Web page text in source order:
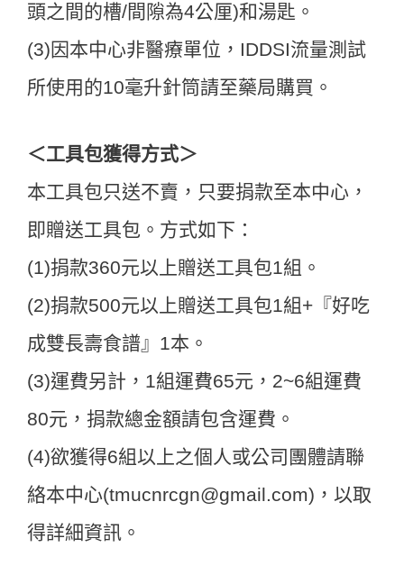
頭之間的槽/間隙為4公厘)和湯匙。
(3)因本中心非醫療單位，IDDSI流量測試
所使用的10毫升針筒請至藥局購買。
＜工具包獲得方式＞
本工具包只送不賣，只要捐款至本中心，
即贈送工具包。方式如下：
(1)捐款360元以上贈送工具包1組。
(2)捐款500元以上贈送工具包1組+『好吃
成雙長壽食譜』1本。
(3)運費另計，1組運費65元，2~6組運費
80元，捐款總金額請包含運費。
(4)欲獲得6組以上之個人或公司團體請聯
絡本中心(tmucnrcgn@gmail.com)，以取
得詳細資訊。